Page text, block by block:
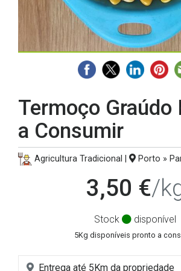
Termoço Graúdo
a Consumir
Agricultura Tradicional | Porto »
3,50 €/
Stock disponível
5Kg disponíveis pronto a
Entrega até 5Km da propriedade